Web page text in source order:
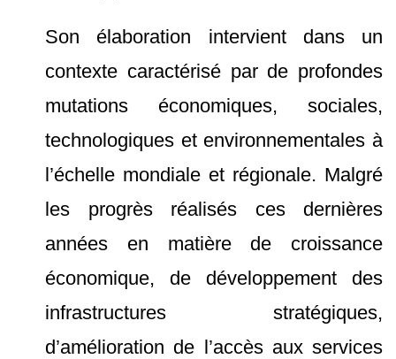
Son élaboration intervient dans un
contexte caractérisé par de profondes
mutations économiques, sociales,
technologiques et environnementales à
l’échelle mondiale et régionale. Malgré
les progrès réalisés ces dernières
années en matière de croissance
économique, de développement des
infrastructures stratégiques,
d’amélioration de l’accès aux services